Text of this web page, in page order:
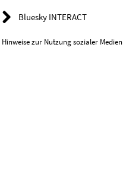
Bluesky INTERACT
Hinweise zur Nutzung sozialer Medien